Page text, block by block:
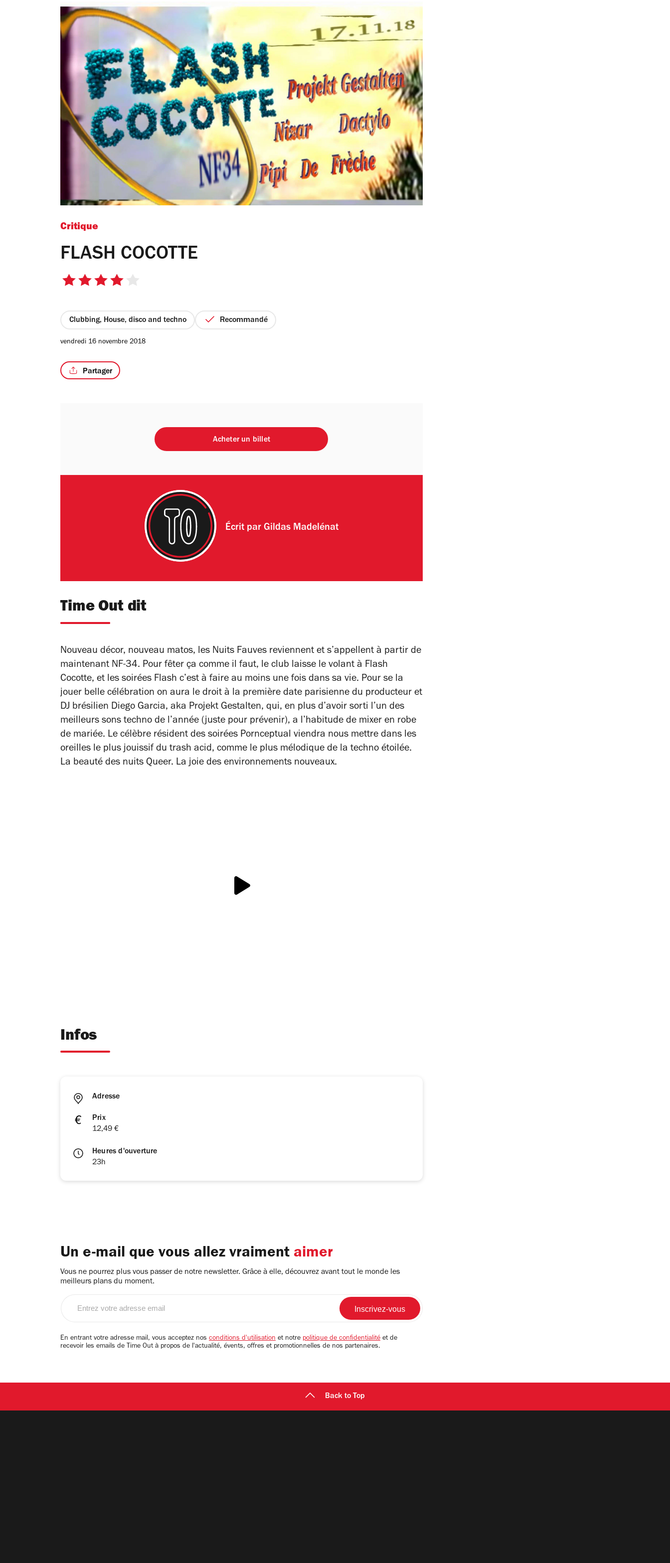
Critique
FLASH COCOTTE
4
étoiles
Clubbing, House, disco and techno Recommandé
vendredi 16 novembre 2018
Partager
Acheter un billet
Écrit par Gildas Madelénat
Time Out dit
Nouveau décor, nouveau matos, les Nuits Fauves reviennent et s’appellent à partir de
maintenant NF-34. Pour fêter ça comme il faut, le club laisse le volant à Flash
Cocotte, et les soirées Flash c’est à faire au moins une fois dans sa vie. Pour se la
jouer belle célébration on aura le droit à la première date parisienne du producteur et
DJ brésilien Diego Garcia, aka Projekt Gestalten, qui, en plus d’avoir sorti l’un des
meilleurs sons techno de l’année (juste pour prévenir), a l’habitude de mixer en robe
de mariée. Le célèbre résident des soirées Pornceptual viendra nous mettre dans les
oreilles le plus jouissif du trash acid, comme le plus mélodique de la techno étoilée.
La beauté des nuits Queer. La joie des environnements nouveaux.
Infos
Adresse
Prix
12,49 €
Heures d'ouverture
23h
Un e-mail que vous allez vraiment aimer
Vous ne pourrez plus vous passer de notre newsletter. Grâce à elle, découvrez avant tout le monde les
meilleurs plans du moment.
email
En entrant votre adresse mail, vous acceptez nos conditions d'utilisation et notre politique de confidentialité et de
recevoir les emails de Time Out à propos de l'actualité, évents, offres et promotionnelles de nos partenaires.
Back to Top